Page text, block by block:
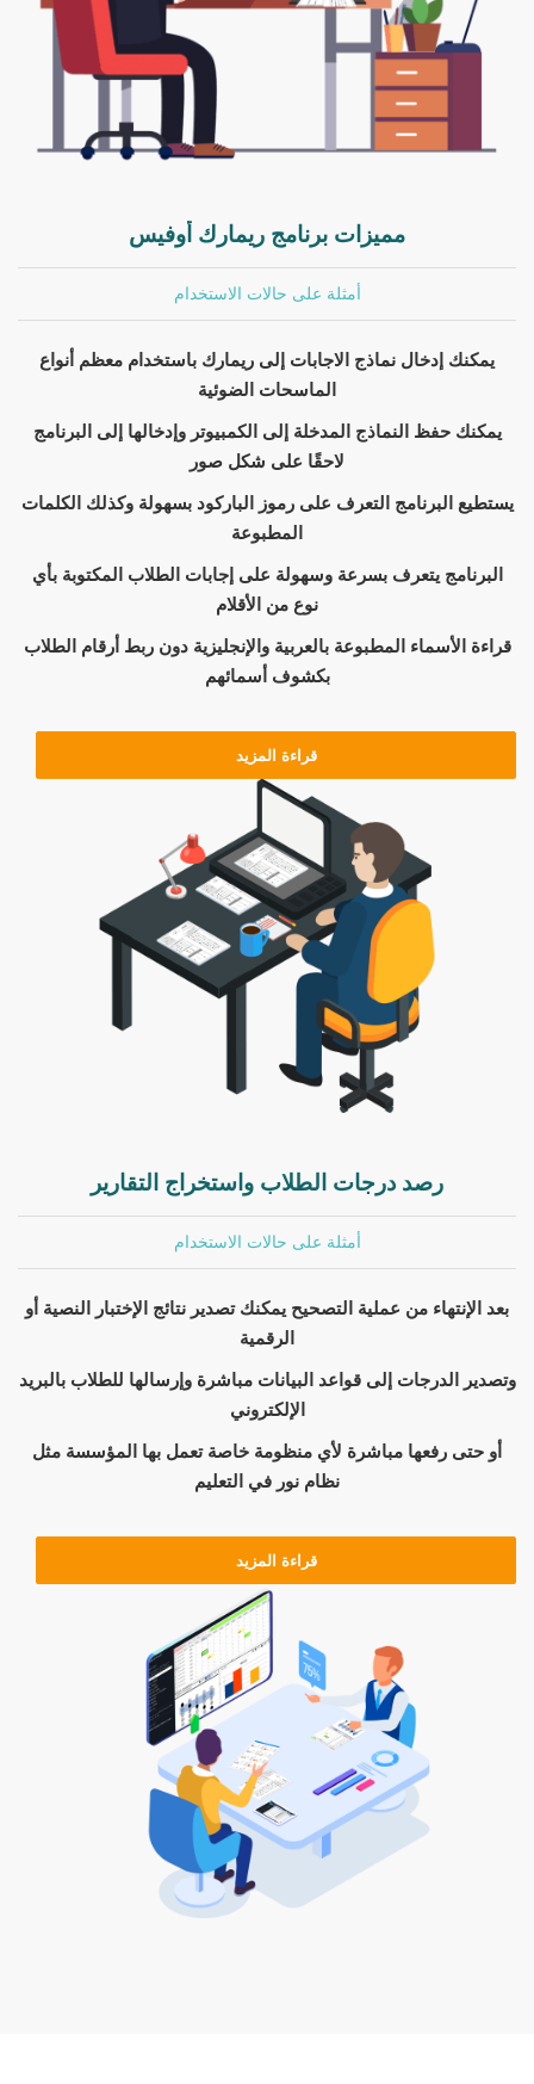
مميزات برنامج ريمارك أوفيس
أمثلة على حالات الاستخدام
يمكنك إدخال نماذج الاجابات إلى ريمارك باستخدام معظم أنواع
الماسحات الضوئية
يمكنك حفظ النماذج المدخلة إلى الكمبيوتر وإدخالها إلى البرنامج
لاحقًا على شكل صور
يستطيع البرنامج التعرف على رموز الباركود بسهولة وكذلك الكلمات
المطبوعة
البرنامج يتعرف بسرعة وسهولة على إجابات الطلاب المكتوبة بأي
نوع من الأقلام
قراءة الأسماء المطبوعة بالعربية والإنجليزية دون ربط أرقام الطلاب
بكشوف أسمائهم
قراءة المزيد
رصد درجات الطلاب واستخراج التقارير
أمثلة على حالات الاستخدام
بعد الإنتهاء من عملية التصحيح يمكنك تصدير نتائج الإختبار النصية أو
الرقمية
وتصدير الدرجات إلى قواعد البيانات مباشرة وإرسالها للطلاب بالبريد
الإلكتروني
أو حتى رفعها مباشرة لأي منظومة خاصة تعمل بها المؤسسة مثل
نظام نور في التعليم
قراءة المزيد